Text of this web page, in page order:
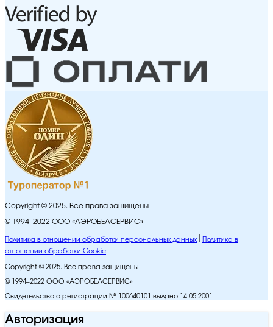
Copyright © 2025. Все права защищены
© 1994–2022 ООО «АЭРОБЕЛСЕРВИС»
Политика в отношении обработки персональных данных
Политика в
отношении обработки Cookie
Copyright © 2025. Все права защищены
© 1994–2022 ООО «АЭРОБЕЛСЕРВИС»
Свидетельство о регистрации № 100640101 выдано 14.05.2001
Авторизация